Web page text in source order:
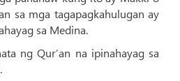
sa mga tagapagkahulugan ay
sa Medina.
ng Qur’an na ipinahayag sa